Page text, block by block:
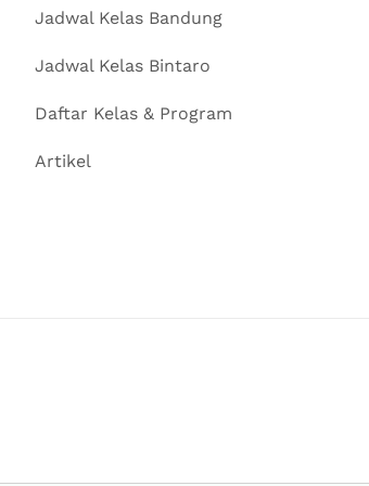
Jadwal Kelas Bandung
Jadwal Kelas Bintaro
Daftar Kelas & Program
Artikel